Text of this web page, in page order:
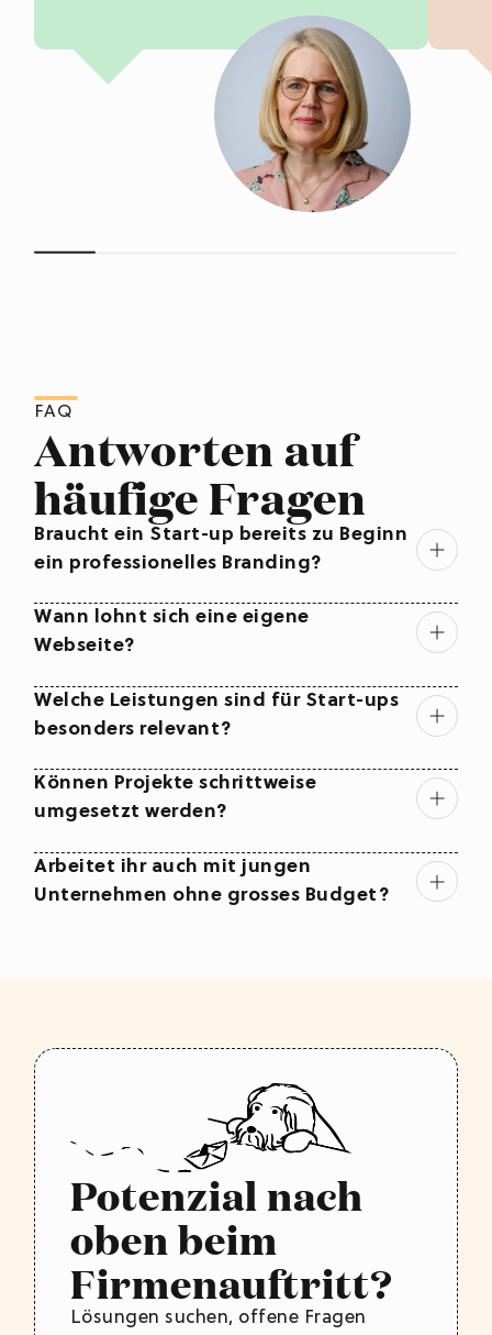
FAQ
Antworten auf
häufige Fragen
Braucht ein Start-up bereits zu Beginn
ein professionelles Branding?
Wann lohnt sich eine eigene
Webseite?
Welche Leistungen sind für Start-ups
besonders relevant?
Können Projekte schrittweise
umgesetzt werden?
Arbeitet ihr auch mit jungen
Unternehmen ohne grosses Budget?
Potenzial nach
oben beim
Firmenauftritt?
Lösungen suchen, offene Fragen